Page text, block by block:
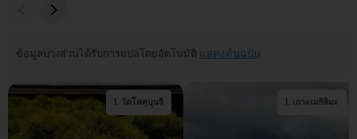
ข้อมูลบางส่วนได้รับการแปลโดยอัตโนมัติ แสดงต้นฉบับ
1. วัดโคคุบุนจิ 2. วัดฮาคุโฮจิ
1. เกาะเมกิจิมะ